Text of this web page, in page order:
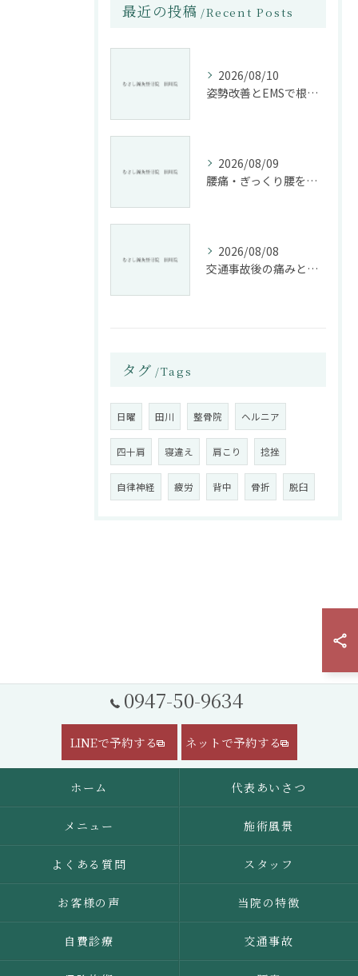
最近の投稿 Recent Posts
2026/08/10
姿勢改善とEMSで根本から腰痛ケアする整骨院の施術法
2026/08/09
腰痛・ぎっくり腰を根本改善する施術法とは
2026/08/08
交通事故後の痛みと姿勢改善に特化した整骨院の役割
タグ Tags
日曜 田川 整骨院 ヘルニア
四十肩 寝違え 肩こり 捻挫
自律神経 疲労 背中 骨折 脱臼
0947-50-9634
LINEで予約する ネットで予約する
ホーム 代表あいさつ
メニュー 施術風景
よくある質問 スタッフ
お客様の声 当院の特徴
自費診療 交通事故